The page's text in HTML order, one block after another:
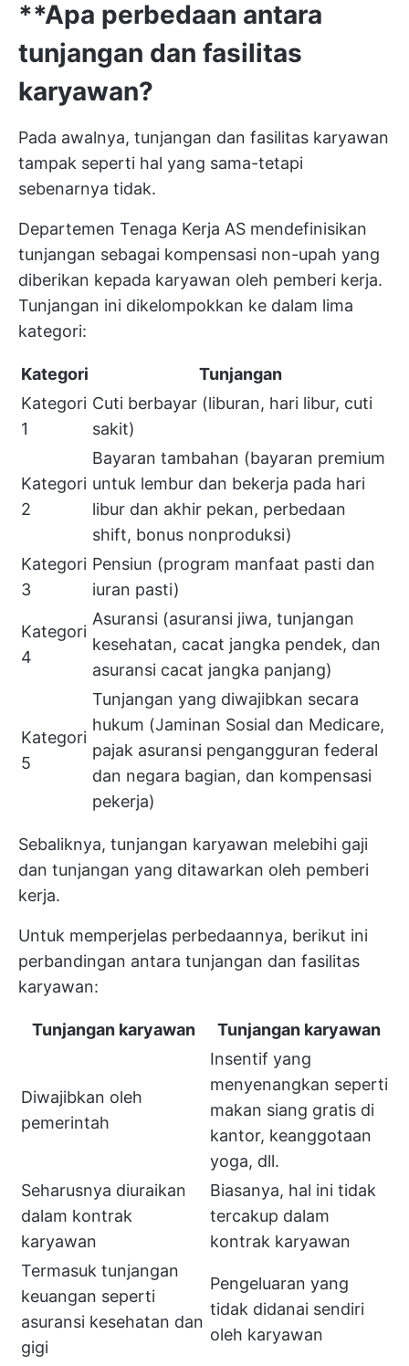
**Apa perbedaan antara
tunjangan dan fasilitas
karyawan?
Pada awalnya, tunjangan dan fasilitas karyawan
tampak seperti hal yang sama-tetapi
sebenarnya tidak.
Departemen Tenaga Kerja AS mendefinisikan
tunjangan sebagai kompensasi non-upah yang
diberikan kepada karyawan oleh pemberi kerja.
Tunjangan ini dikelompokkan ke dalam lima
kategori:
Kategori
Tunjangan
Kategori
1
Cuti berbayar (liburan, hari libur, cuti
sakit)
Kategori
2
Bayaran tambahan (bayaran premium
untuk lembur dan bekerja pada hari
libur dan akhir pekan, perbedaan
shift, bonus nonproduksi)
Kategori
3
Pensiun (program manfaat pasti dan
iuran pasti)
Kategori
4
Asuransi (asuransi jiwa, tunjangan
kesehatan, cacat jangka pendek, dan
asuransi cacat jangka panjang)
Kategori
5
Tunjangan yang diwajibkan secara
hukum (Jaminan Sosial dan Medicare,
pajak asuransi pengangguran federal
dan negara bagian, dan kompensasi
pekerja)
Sebaliknya, tunjangan karyawan melebihi gaji
dan tunjangan yang ditawarkan oleh pemberi
kerja.
Untuk memperjelas perbedaannya, berikut ini
perbandingan antara tunjangan dan fasilitas
karyawan:
Tunjangan karyawan Tunjangan karyawan
Diwajibkan oleh
pemerintah
Insentif yang
menyenangkan seperti
makan siang gratis di
kantor, keanggotaan
yoga, dll.
Seharusnya diuraikan
dalam kontrak
karyawan
Biasanya, hal ini tidak
tercakup dalam
kontrak karyawan
Termasuk tunjangan
keuangan seperti
asuransi kesehatan dan
gigi
Pengeluaran yang
tidak didanai sendiri
oleh karyawan